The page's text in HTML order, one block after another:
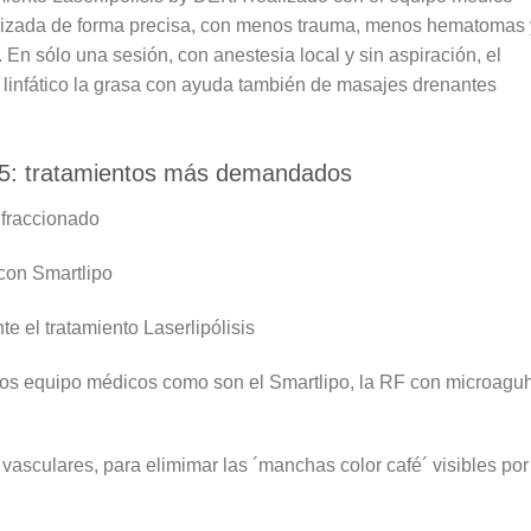
de forma precisa, con menos trauma, menos hematomas
sólo una sesión, con anestesia local y sin aspiración, el
la grasa con ayuda también de masajes drenantes
tratamientos más demandados
Smartlipo
el tratamiento Laserlipólisis
equipo médicos como son el Smartlipo, la RF con
para elimimar las ´manchas color café´ visibles por